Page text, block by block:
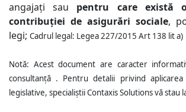
angajați sau pentru care există
contribuției de asigurări sociale,
legi; Cadrul legal: Legea 227/2015 Art 138 lit a)
Notă: Acest document are caracter
consultanță . Pentru detalii privind
legislative, specialiștii Contaxis Solutions vă stau